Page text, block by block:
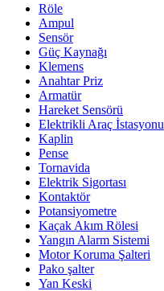
Röle
Ampul
Sensör
Güç Kaynağı
Klemens
Anahtar Priz
Armatür
Hareket Sensörü
Elektrikli Araç İstasyonu
Kaplin
Pense
Tornavida
Elektrik Sigortası
Kontaktör
Potansiyometre
Kaçak Akım Rölesi
Yangın Alarm Sistemi
Motor Koruma Şalteri
Pako şalter
Yan Keski